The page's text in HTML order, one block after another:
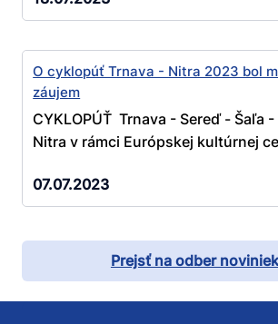
O cyklopúť Trnava - Nitra 2023 bol
záujem
CYKLOPÚŤ Trnava - Sereď - Šaľa
Nitra v rámci Európskej kultúrnej
07.07.2023
Prejsť na odber noviniek